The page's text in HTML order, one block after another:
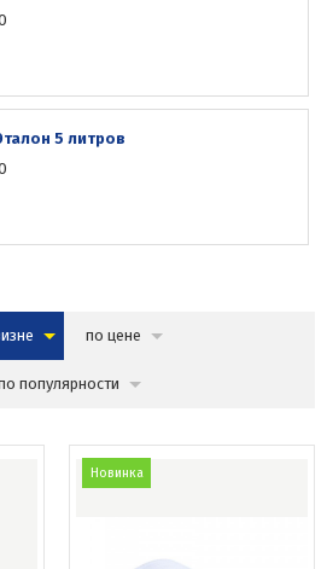
5 литров
по цене
популярности
Новинка